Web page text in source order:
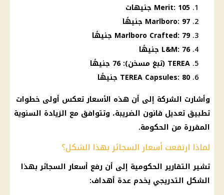
Merit: 105 جنيهات
Marlboro: 97 جنيهًا
Marlboro Crafted: 79 جنيهًا
L&M: 76 جنيهًا
TEREA (تبغ مسخن): 76 جنيهًا
TEREA Capsules: 80 جنيهًا
وأشارت الشركة إلى أن هذه الأسعار تعكس أولى خطوات
تطبيق تعديل قانون الضريبة، وتتوافق مع الزيادة السنوية
المقررة من الحكومة.
لماذا ارتفعت أسعار السجائر بهذا الشكل؟
تشير التقارير الحكومية إلى أن رفع أسعار السجائر بهذا
الشكل التدريجي يخدم عدة أهداف: